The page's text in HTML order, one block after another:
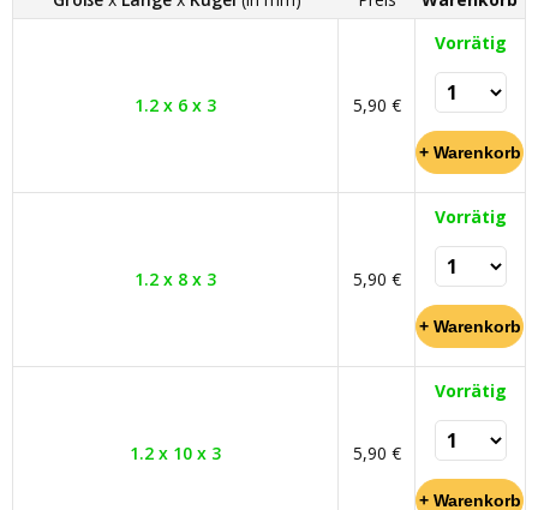
1.2 x 6 x 3 5,90 €
Vorrätig
1.2 x 8 x 3 5,90 €
Vorrätig
1.2 x 10 x 3 5,90 €
Vorrätig